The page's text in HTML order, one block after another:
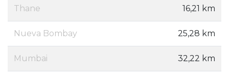
Thane 16,21 km
Nueva Bombay 25,28 km
Mumbai 32,22 km